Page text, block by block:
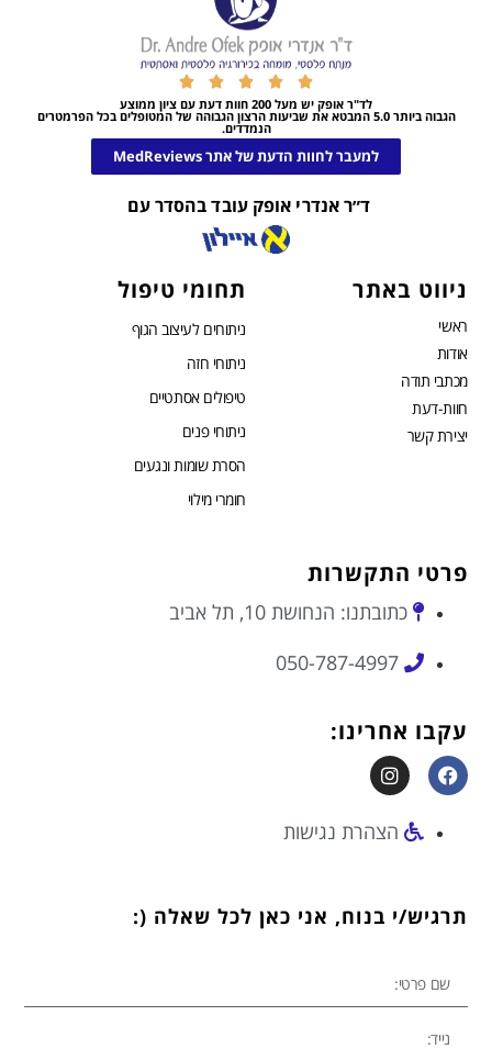





לד"ר אופק יש מעל 200 חוות דעת עם ציון ממוצע
הגבוה ביותר 5.0 המבטא את שביעות הרצון הגבוהה של המטופלים בכל הפרמטרים
הנמדדים.
למעבר לחוות הדעת של אתר MedReviews
ד״ר אנדרי אופק עובד בהסדר עם
ניווט באתר
ראשי
אודות
מכתבי תודה
חוות-דעת
יצירת קשר
תחומי טיפול
ניתוחים לעיצוב הגוף
ניתוחי חזה
טיפולים אסתטיים
ניתוחי פנים
הסרת שומות ונגעים
חומרי מילוי
פרטי התקשרות
כתובתנו: הנחושת 10, תל אביב
050-787-4997
עקבו אחרינו:
הצהרת נגישות
תרגיש/י בנוח, אני כאן לכל שאלה (: